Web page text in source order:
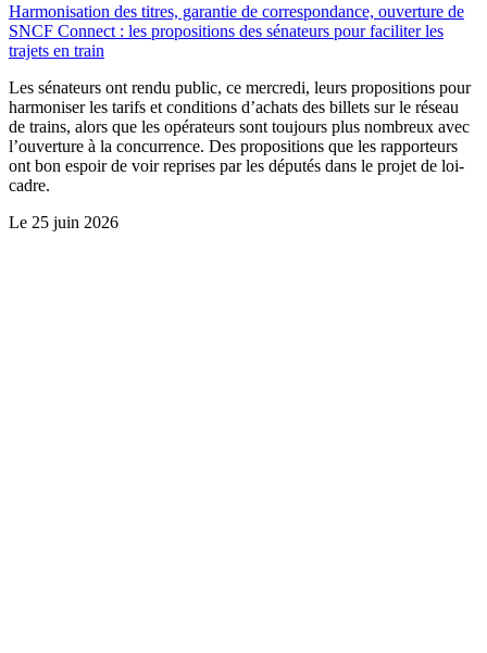
Harmonisation des titres, garantie de correspondance, ouverture de
SNCF Connect : les propositions des sénateurs pour faciliter les
trajets en train
Les sénateurs ont rendu public, ce mercredi, leurs propositions pour
harmoniser les tarifs et conditions d’achats des billets sur le réseau
de trains, alors que les opérateurs sont toujours plus nombreux avec
l’ouverture à la concurrence. Des propositions que les rapporteurs
ont bon espoir de voir reprises par les députés dans le projet de loi-
cadre.
Le 25 juin 2026